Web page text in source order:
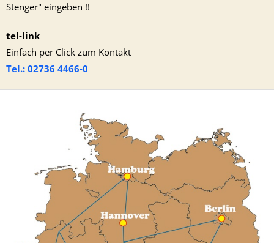
Stenger" eingeben !!
tel-link
Einfach per Click zum Kontakt
Tel.: 02736 4466-0